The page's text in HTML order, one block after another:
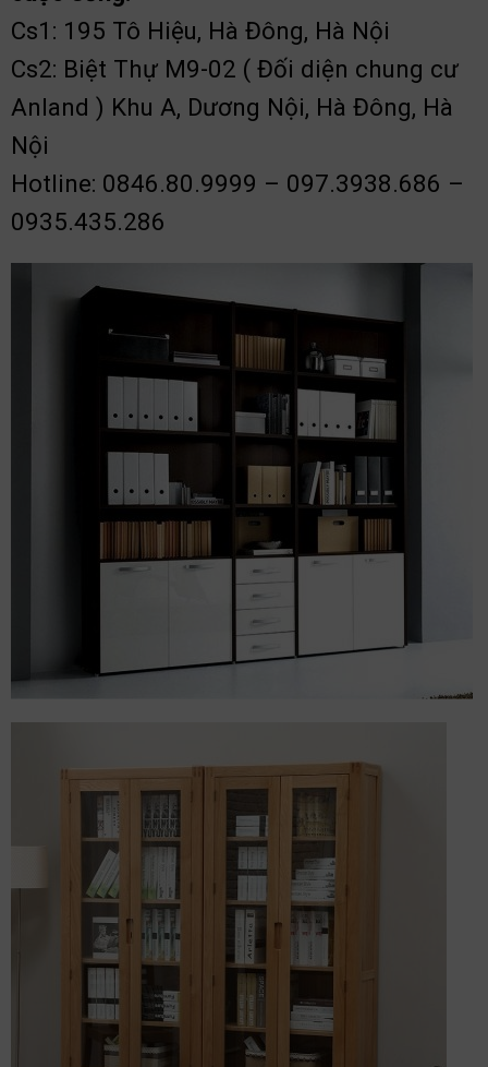
Cs1: 195 Tô Hiệu, Hà Đông, Hà Nội
Cs2: Biệt Thự M9-02 ( Đối diện chung cư
Anland ) Khu A, Dương Nội, Hà Đông, Hà
Nội
Hotline: 0846.80.9999 – 097.3938.686 –
0935.435.286